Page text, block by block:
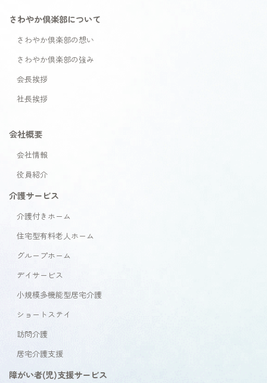
さわやか倶楽部について
さわやか倶楽部の想い
さわやか倶楽部の強み
会長挨拶
社長挨拶
会社概要
会社情報
役員紹介
介護サービス
介護付きホーム
住宅型有料老人ホーム
グループホーム
デイサービス
小規模多機能型居宅介護
ショートステイ
訪問介護
居宅介護支援
障がい者(児)支援サービス